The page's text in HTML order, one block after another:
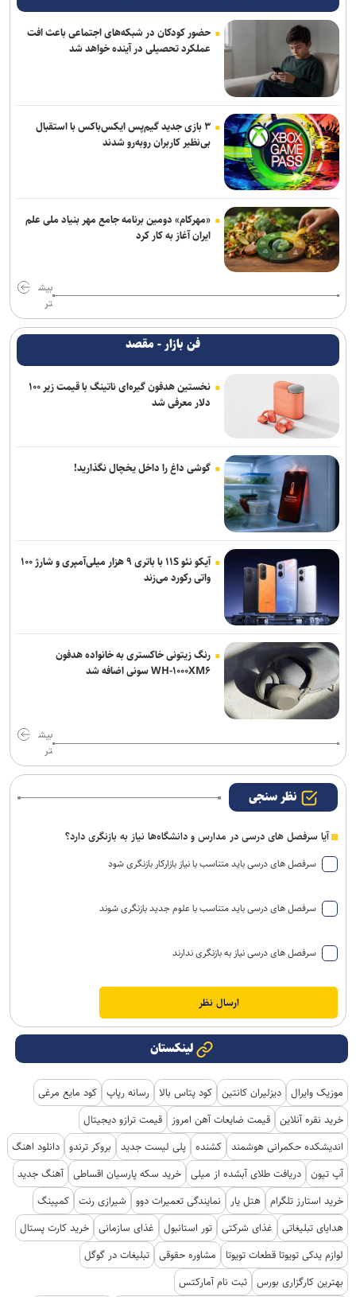
حضور کودکان در شبکه‌های اجتماعی باعث افت
عملکرد تحصیلی در آینده خواهد شد
۳ بازی جدید گیم‌پس ایکس‌باکس با استقبال
بی‌نظیر کاربران روبه‌رو شدند
«مهرکام» دومین برنامه جامع مهر بنیاد ملی علم
ایران آغاز به کار کرد
بیش
تر
فن بازار - مقصد
نخستین هدفون گیره‌ای ناتینگ با قیمت زیر ۱۰۰
دلار معرفی شد
گوشی داغ را داخل یخچال نگذارید!
آیکو نئو ۱۱S با باتری ۹ هزار میلی‌آمپری و شارژ ۱۰۰
واتی رکورد می‌زند
رنگ زیتونی خاکستری به خانواده هدفون
WH-۱۰۰۰XM۶ سونی اضافه شد
بیش
تر
نظر سنجی
آیا سرفصل های درسی در مدارس و دانشگاه‌ها نیاز به بازنگری دارد؟
سرفصل های درسی باید متناسب با نیاز بازارکار بازنگری شود
سرفصل های درسی باید متناسب با علوم جدید بازنگری شوند
سرفصل های درسی نیاز به بازنگری ندارند
لینکستان
موزیک وایرال دیزلیران کانتین کود پتاس بالا رسانه رپاپ کود مایع مرغی
خرید نقره آنلاین قیمت ضایعات آهن امروز
قیمت ترازو دیجیتال
اندیشکده حکمرانی هوشمند کشنده پلی لیست جدید بروکر ترندو دانلود اهنگ
آپ تیون دریافت طلای آبشده از میلی خرید سکه پارسیان اقساطی آهنگ جدید
خرید استارز تلگرام هتل یار نمایندگی تعمیرات دوو شیرازی رنت کمپینگ
هدایای تبلیغاتی
غذای شرکتی تور استانبول غذای سازمانی خرید کارت پستال
لوازم یدکی تویوتا قطعات تویوتا
مشاوره حقوقی تبلیغات در گوگل
بهترین کارگزاری بورس ثبت نام آمارکتس